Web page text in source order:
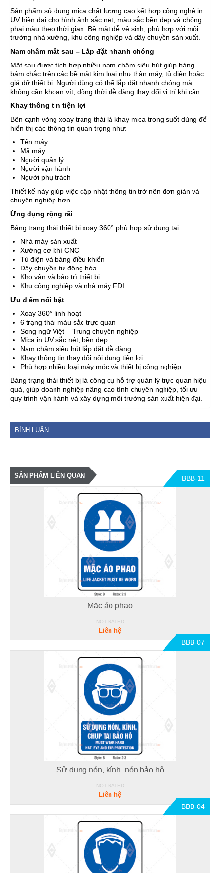
Sản phẩm sử dụng mica chất lượng cao kết hợp công nghệ in
UV hiện đại cho hình ảnh sắc nét, màu sắc bền đẹp và chống
phai màu theo thời gian. Bề mặt dễ vệ sinh, phù hợp với môi
trường nhà xưởng, khu công nghiệp và dây chuyền sản xuất.
Nam châm mặt sau – Lắp đặt nhanh chóng
Mặt sau được tích hợp nhiều nam châm siêu hút giúp bảng
bám chắc trên các bề mặt kim loại như thân máy, tủ điện hoặc
giá đỡ thiết bị. Người dùng có thể lắp đặt nhanh chóng mà
không cần khoan vít, đồng thời dễ dàng thay đổi vị trí khi cần.
Khay thông tin tiện lợi
Bên cạnh vòng xoay trạng thái là khay mica trong suốt dùng để
hiển thị các thông tin quan trọng như:
Tên máy
Mã máy
Người quản lý
Người vận hành
Người phụ trách
Thiết kế này giúp việc cập nhật thông tin trở nên đơn giản và
chuyên nghiệp hơn.
Ứng dụng rộng rãi
Bảng trạng thái thiết bị xoay 360° phù hợp sử dụng tại:
Nhà máy sản xuất
Xưởng cơ khí CNC
Tủ điện và bảng điều khiển
Dây chuyền tự động hóa
Kho vận và bảo trì thiết bị
Khu công nghiệp và nhà máy FDI
Ưu điểm nổi bật
Xoay 360° linh hoạt
6 trạng thái màu sắc trực quan
Song ngữ Việt – Trung chuyên nghiệp
Mica in UV sắc nét, bền đẹp
Nam châm siêu hút lắp đặt dễ dàng
Khay thông tin thay đổi nội dung tiện lợi
Phù hợp nhiều loại máy móc và thiết bị công nghiệp
Bảng trạng thái thiết bị là công cụ hỗ trợ quản lý trực quan hiệu
quả, giúp doanh nghiệp nâng cao tính chuyên nghiệp, tối ưu
quy trình vận hành và xây dựng môi trường sản xuất hiện đại.
BÌNH LUẬN
SẢN PHẨM LIÊN QUAN BBB-11
Mặc áo phao
NOT RATED
Liên hệ
BBB-07
Sử dụng nón, kính, nón bảo hộ
NOT RATED
Liên hệ
BBB-04